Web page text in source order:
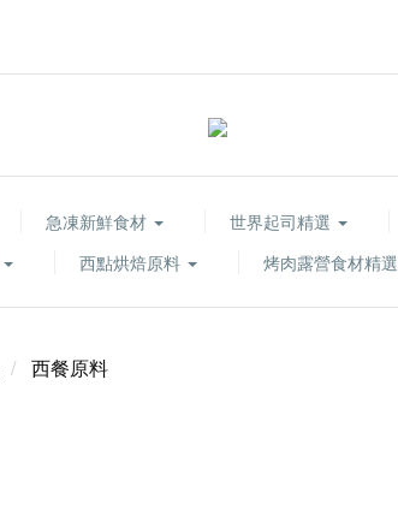
急凍新鮮食材 世界起司精選
西點烘焙原料 烤肉露營食材精選
西餐原料